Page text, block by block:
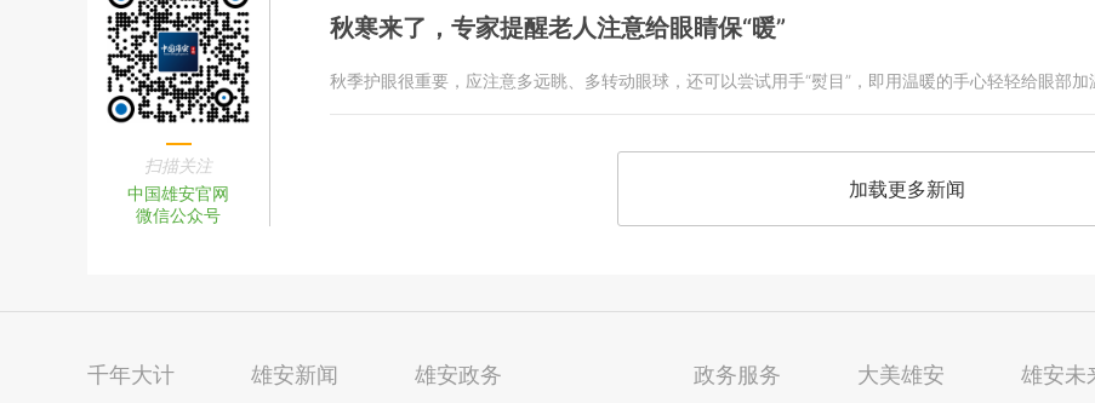
扫描关注
中国雄安官网
微信公众号
秋寒来了，专家提醒老人注意给眼睛保“暖”
秋季护眼很重要，应注意多远眺、多转动眼球，还可以尝试用手“熨目”，即用温暖的手心轻轻给眼部加
加载更多新闻
千年大计 雄安新闻 雄安政务 政务服务 大美雄安 雄安未